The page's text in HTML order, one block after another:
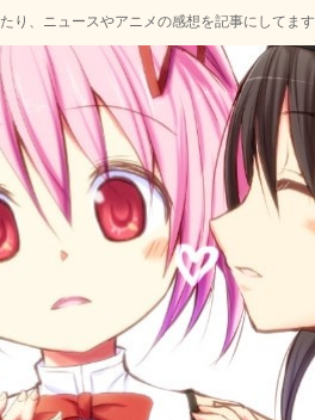
り、ニュースやアニメの感想を記事にしてます